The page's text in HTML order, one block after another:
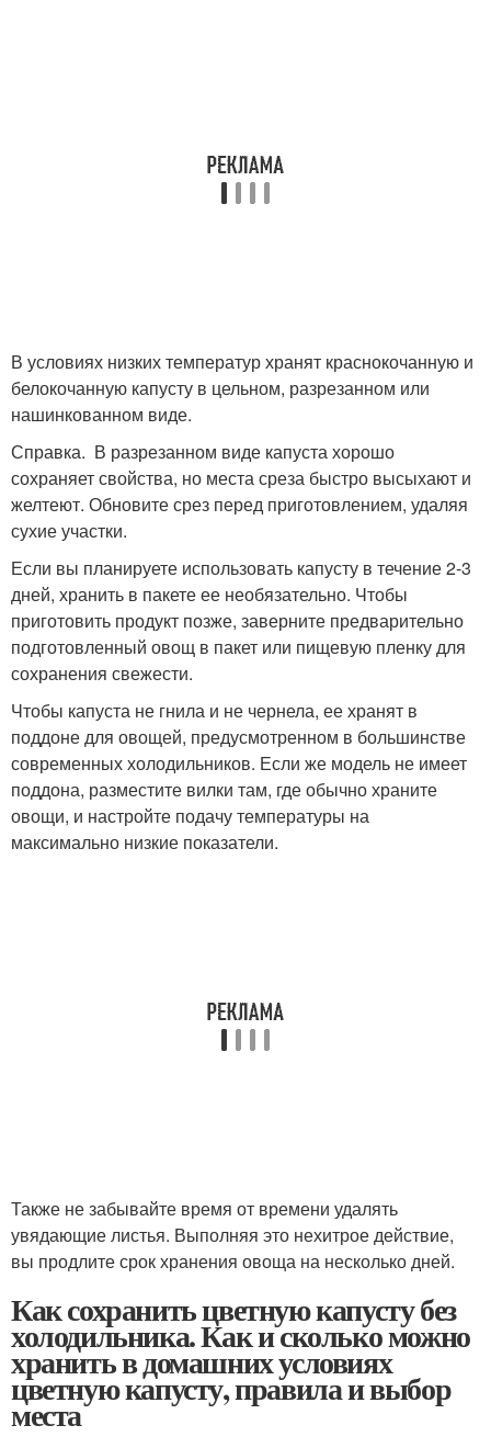
В условиях низких температур хранят краснокочанную и
белокочанную капусту в цельном, разрезанном или
нашинкованном виде.
Справка. В разрезанном виде капуста хорошо
сохраняет свойства, но места среза быстро высыхают и
желтеют. Обновите срез перед приготовлением, удаляя
сухие участки.
Если вы планируете использовать капусту в течение 2-3
дней, хранить в пакете ее необязательно. Чтобы
приготовить продукт позже, заверните предварительно
подготовленный овощ в пакет или пищевую пленку для
сохранения свежести.
Чтобы капуста не гнила и не чернела, ее хранят в
поддоне для овощей, предусмотренном в большинстве
современных холодильников. Если же модель не имеет
поддона, разместите вилки там, где обычно храните
овощи, и настройте подачу температуры на
максимально низкие показатели.
Также не забывайте время от времени удалять
увядающие листья. Выполняя это нехитрое действие,
вы продлите срок хранения овоща на несколько дней.
Как сохранить цветную капусту без
холодильника. Как и сколько можно
хранить в домашних условиях
цветную капусту, правила и выбор
места